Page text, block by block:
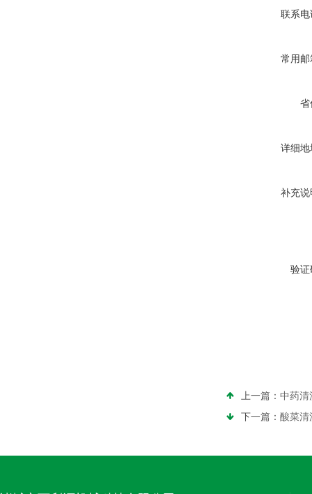
联系电
常用邮
省
详细地
补充说
验证
上一篇： 中药清
下一篇： 酸菜清